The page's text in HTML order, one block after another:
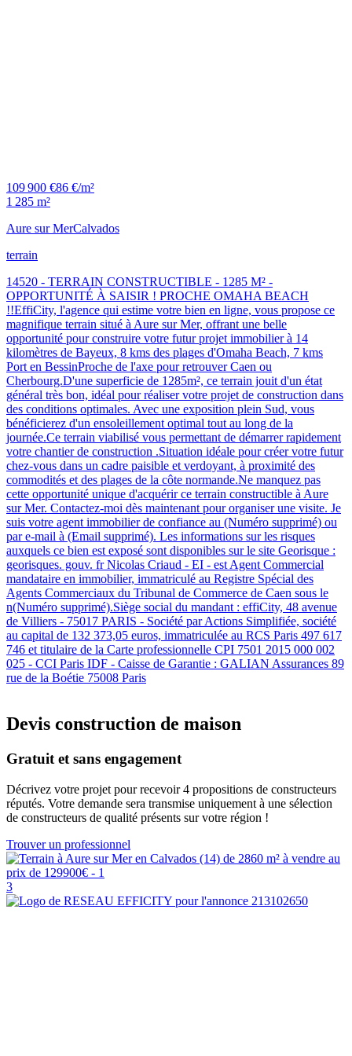
109 900 €86 €/m²
1 285 m²
Aure sur MerCalvados
terrain
14520 - TERRAIN CONSTRUCTIBLE - 1285 M² -
OPPORTUNITÉ À SAISIR ! PROCHE OMAHA BEACH
!!EffiCity, l'agence qui estime votre bien en ligne, vous propose ce
magnifique terrain situé à Aure sur Mer, offrant une belle
opportunité pour construire votre futur projet immobilier à 14
kilomètres de Bayeux, 8 kms des plages d'Omaha Beach, 7 kms
Port en BessinProche de l'axe pour retrouver Caen ou
Cherbourg.D'une superficie de 1285m², ce terrain jouit d'un état
général très bon, idéal pour réaliser votre projet de construction dans
des conditions optimales. Avec une exposition plein Sud, vous
bénéficierez d'un ensoleillement optimal tout au long de la
journée.Ce terrain viabilisé vous permettant de démarrer rapidement
votre chantier de construction .Situation idéale pour créer votre futur
chez-vous dans un cadre paisible et verdoyant, à proximité des
commodités et des plages de la côte normande.Ne manquez pas
cette opportunité unique d'acquérir ce terrain constructible à Aure
sur Mer. Contactez-moi dès maintenant pour organiser une visite. Je
suis votre agent immobilier de confiance au (Numéro supprimé) ou
par e-mail à (Email supprimé). Les informations sur les risques
auxquels ce bien est exposé sont disponibles sur le site Georisque :
georisques. gouv. fr Nicolas Criaud - EI - est Agent Commercial
mandataire en immobilier, immatriculé au Registre Spécial des
Agents Commerciaux du Tribunal de Commerce de Caen sous le
n(Numéro supprimé).Siège social du mandant : effiCity, 48 avenue
de Villiers - 75017 PARIS - Société par Actions Simplifiée, société
au capital de 132 373,05 euros, immatriculée au RCS Paris 497 617
746 et titulaire de la Carte professionnelle CPI 7501 2015 000 002
025 - CCI Paris IDF - Caisse de Garantie : GALIAN Assurances 89
rue de la Boétie 75008 Paris
Devis construction de maison
Gratuit et sans engagement
Décrivez votre projet pour recevoir 4 propositions de constructeurs
réputés. Votre demande sera transmise uniquement à une sélection
de constructeurs de qualité présents sur votre région !
Trouver un professionnel
3